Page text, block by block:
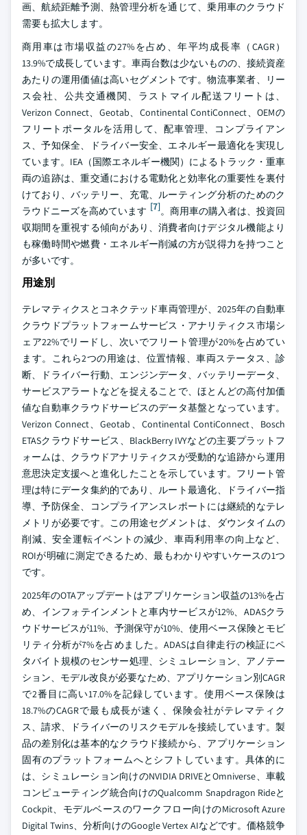
画、航続距離予測、熱管理分析を通じて、乗用車のクラウド
需要も拡大します。
商用車は市場収益の27%を占め、年平均成長率（CAGR）
13.9%で成長しています。車両台数は少ないものの、接続資産
あたりの運用価値は高いセグメントです。物流事業者、リー
ス会社、公共交通機関、ラストマイル配送フリートは、
Verizon Connect、Geotab、Continental ContiConnect、OEMの
フリートポータルを活用して、配車管理、コンプライアン
ス、予知保全、ドライバー安全、エネルギー最適化を実現し
ています。IEA（国際エネルギー機関）によるトラック・重車
両の追跡は、重交通における電動化と効率化の重要性を裏付
けており、バッテリー、充電、ルーティング分析のためのク
ラウドニーズを高めています [7]。商用車の購入者は、投資回
収期間を重視する傾向があり、消費者向けデジタル機能より
も稼働時間や燃費・エネルギー削減の方が説得力を持つこと
が多いです。
用途別
テレマティクスとコネクテッド車両管理が、2025年の自動車
クラウドプラットフォームサービス・アナリティクス市場シ
ェア22%でリードし、次いでフリート管理が20%を占めてい
ます。これら2つの用途は、位置情報、車両ステータス、診
断、ドライバー行動、エンジンデータ、バッテリーデータ、
サービスアラートなどを捉えることで、ほとんどの高付加価
値な自動車クラウドサービスのデータ基盤となっています。
Verizon Connect、Geotab、Continental ContiConnect、Bosch
ETASクラウドサービス、BlackBerry IVYなどの主要プラットフ
ォームは、クラウドアナリティクスが受動的な追跡から運用
意思決定支援へと進化したことを示しています。フリート管
理は特にデータ集約的であり、ルート最適化、ドライバー指
導、予防保全、コンプライアンスレポートには継続的なテレ
メトリが必要です。この用途セグメントは、ダウンタイムの
削減、安全運転イベントの減少、車両利用率の向上など、
ROIが明確に測定できるため、最もわかりやすいケースの1つ
です。
2025年のOTAアップデートはアプリケーション収益の13%を占
め、インフォテインメントと車内サービスが12%、ADASクラ
ウドサービスが11%、予測保守が10%、使用ベース保険とモビ
リティ分析が7%を占めました。ADASは自律走行の検証にペ
タバイト規模のセンサー処理、シミュレーション、アノテー
ション、モデル改良が必要なため、アプリケーション別CAGR
で2番目に高い17.0%を記録しています。使用ベース保険は
18.7%のCAGRで最も成長が速く、保険会社がテレマティク
ス、請求、ドライバーのリスクモデルを接続しています。製
品の差別化は基本的なクラウド接続から、アプリケーション
固有のプラットフォームへとシフトしています。具体的に
は、シミュレーション向けのNVIDIA DRIVEとOmniverse、車載
コンピューティング統合向けのQualcomm Snapdragon Rideと
Cockpit、モデルベースのワークフロー向けのMicrosoft Azure
Digital Twins、分析向けのGoogle Vertex AIなどです。価格競争